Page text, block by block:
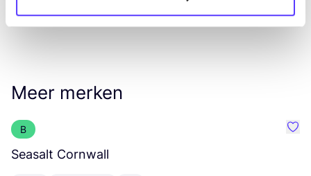
Meer merken
B
Seasalt Cornwall